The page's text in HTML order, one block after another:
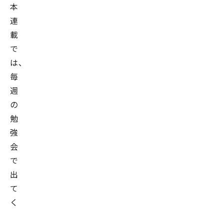
本
連
載
で
は、
毎
週
の
勉
強
会
で
出
て
く